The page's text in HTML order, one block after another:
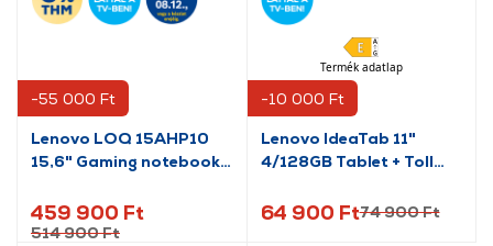
-55 000 Ft
Lenovo LOQ 15AHP10
15,6" Gaming notebook
459 900 Ft
514 900 Ft
-10 000 Ft
Termék adatlap
Lenovo IdeaTab 11"
4/128GB Tablet + Toll
64 900 Ft74 900 Ft